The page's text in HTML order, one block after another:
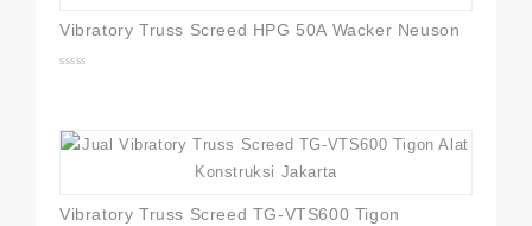
Vibratory Truss Screed HPG 50A Wacker Neuson
Vibratory Truss Screed TG-VTS600 Tigon